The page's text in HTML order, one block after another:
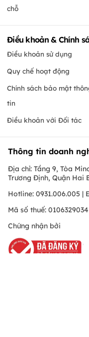
chỗ
Điều khoản & Chính
Điều khoản sử dụng
Quy chế hoạt động
Chính sách bảo mật
tin
Điều khoản với Đối tác
Thông tin doanh
Địa chỉ: Tầng 9, Tòa
Trương Định, Quận Hai
Hotline: 0931.006.005 |
Mã số thuế: 0106329034
Chứng nhận bởi